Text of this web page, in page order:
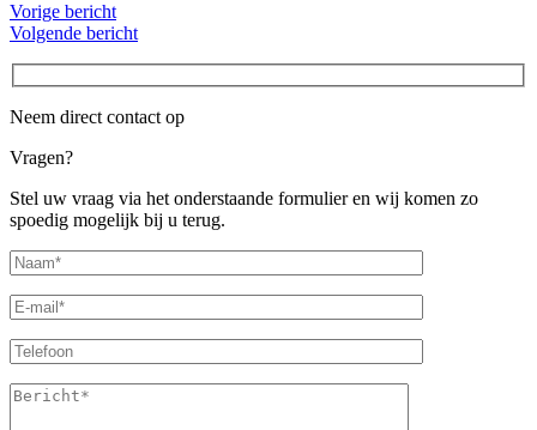
Vorige bericht
Volgende bericht
Neem direct contact op
Vragen?
Stel uw vraag via het onderstaande formulier en wij komen zo
spoedig mogelijk bij u terug.